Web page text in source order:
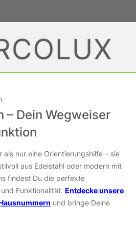
– Dein Wegweiser
als nur eine Orientierungshilfe – sie
aus Edelstahl oder modern mit
findest Du die perfekte
Funktionalität. Entdecke unsere
und bringe Deine